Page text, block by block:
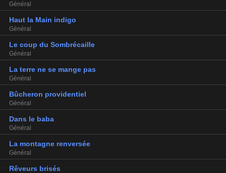
Général
Haut la Main indigo
Général
Le coup du Sombrécaille
Général
La terre ne se mange pas
Général
Bûcheron providentiel
Général
Dans le baba
Général
La montagne renversée
Général
Rêveurs brisés